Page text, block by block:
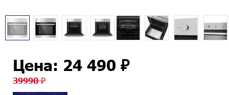
Цена: 24 490 ₽
39990 ₽